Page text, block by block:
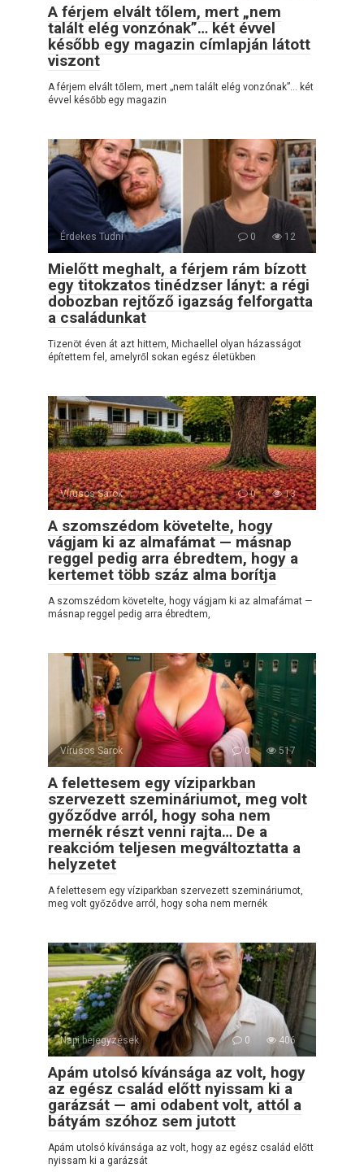
A férjem elvált tőlem, mert „nem
talált elég vonzónak”… két évvel
később egy magazin címlapján látott
viszont
A férjem elvált tőlem, mert „nem talált elég vonzónak”… két
évvel később egy magazin
Érdekes Tudni 0 12
Mielőtt meghalt, a férjem rám bízott
egy titokzatos tinédzser lányt: a régi
dobozban rejtőző igazság felforgatta
a családunkat
Tizenöt éven át azt hittem, Michaellel olyan házasságot
építettem fel, amelyről sokan egész életükben
Vírusos Sarok 0 13
A szomszédom követelte, hogy
vágjam ki az almafámat — másnap
reggel pedig arra ébredtem, hogy a
kertemet több száz alma borítja
A szomszédom követelte, hogy vágjam ki az almafámat —
másnap reggel pedig arra ébredtem,
Vírusos Sarok 0 517
A felettesem egy víziparkban
szervezett szemináriumot, meg volt
győződve arról, hogy soha nem
mernék részt venni rajta… De a
reakcióm teljesen megváltoztatta a
helyzetet
A felettesem egy víziparkban szervezett szemináriumot,
meg volt győződve arról, hogy soha nem mernék
Napi bejegyzések 0 406
Apám utolsó kívánsága az volt, hogy
az egész család előtt nyissam ki a
garázsát — ami odabent volt, attól a
bátyám szóhoz sem jutott
Apám utolsó kívánsága az volt, hogy az egész család előtt
nyissam ki a garázsát